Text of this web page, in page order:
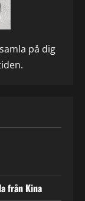
på dig
från Kina